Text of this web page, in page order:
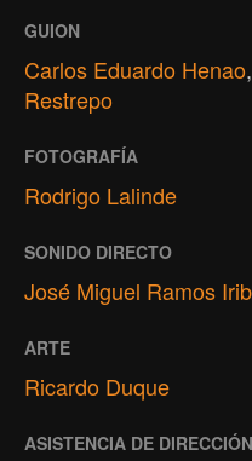
GUION
Carlos Eduardo Henao,
Restrepo
FOTOGRAFÍA
Rodrigo Lalinde
SONIDO DIRECTO
José Miguel Ramos
ARTE
Ricardo Duque
ASISTENCIA DE DIRECCIÓN